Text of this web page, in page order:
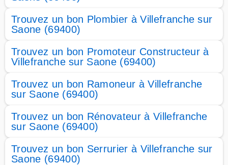
Trouvez un bon Plombier à Villefranche sur
Saone (69400)
Trouvez un bon Promoteur Constructeur à
Villefranche sur Saone (69400)
Trouvez un bon Ramoneur à Villefranche
sur Saone (69400)
Trouvez un bon Rénovateur à Villefranche
sur Saone (69400)
Trouvez un bon Serrurier à Villefranche sur
Saone (69400)